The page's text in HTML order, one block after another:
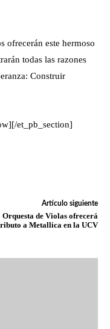
ofrecerán este hermoso
todas las razones
Construir
et_pb_section]
Artículo siguiente
Orquesta de Violas ofrecerá
a Metallica en la UCV